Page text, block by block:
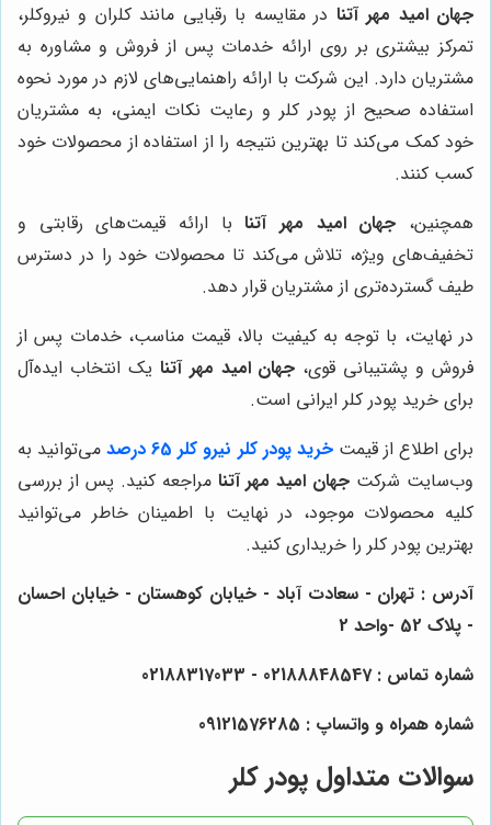
جهان امید مهر آتنا در مقایسه با رقبایی مانند کلران و نیروکلر،
تمرکز بیشتری بر روی ارائه خدمات پس از فروش و مشاوره به
مشتریان دارد. این شرکت با ارائه راهنمایی‌های لازم در مورد نحوه
استفاده صحیح از پودر کلر و رعایت نکات ایمنی، به مشتریان
خود کمک می‌کند تا بهترین نتیجه را از استفاده از محصولات خود
کسب کنند.
همچنین، جهان امید مهر آتنابا ارائه قیمت‌های رقابتی و
تخفیف‌های ویژه، تلاش می‌کند تا محصولات خود را در دسترس
طیف گسترده‌تری از مشتریان قرار دهد.
در نهایت، با توجه به کیفیت بالا، قیمت مناسب، خدمات پس از
فروش و پشتیبانی قوی، جهان امید مهر آتنا یک انتخاب ایده‌آل
برای خرید پودر کلر ایرانی است.
برای اطلاع از قیمتخرید پودر کلر نیرو کلر 65 درصد
می‌توانید به
وب‌سایت شرکت جهان امید مهر آتنا مراجعه کنید. پس از بررسی
کلیه محصولات موجود، در نهایت با اطمینان خاطر می‌توانید
بهترین پودر کلر را خریداری کنید.
آدرس : تهران - سعادت آباد - خیابان کوهستان - خیابان احسان
- پلاک 52 -واحد 2
شماره تماس : 02188848547 - 02188317033
شماره همراه و واتساپ : 09121576285
سوالات متداول پودر کلر